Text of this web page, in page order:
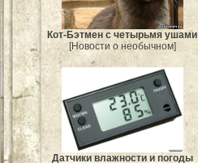
Кот-Бэтмен с четырьмя ушами
[Новости о необычном]
Датчики влажности и погоды